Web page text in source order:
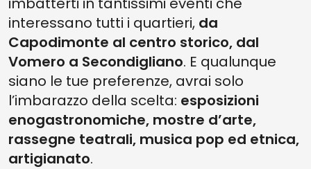
interessano tutti i quartieri, da
Capodimonte al centro storico, dal
Vomero a Secondigliano. E qualunque
siano le tue preferenze, avrai solo
l’imbarazzo della scelta: esposizioni
enogastronomiche, mostre d’arte,
rassegne teatrali, musica pop ed etnica,
artigianato.